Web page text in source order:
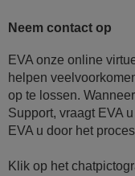
Neem contact op
EVA onze online
helpen
op te lossen.
Support, vraagt EVA
EVA u door het
Klik op het